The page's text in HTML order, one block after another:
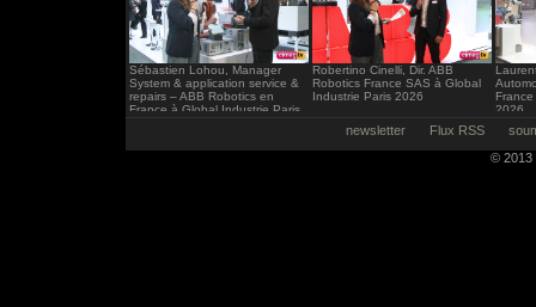
Sébastien Lohou, Manager
System & application service &
repairs – ABB Robotics en
France à Global Industrie Paris
Robertino Cinelli, Dir. ABB
Robotics France SAS à Global
Industrie Paris 2026
2026
newsletter Flux RSS
© 2013